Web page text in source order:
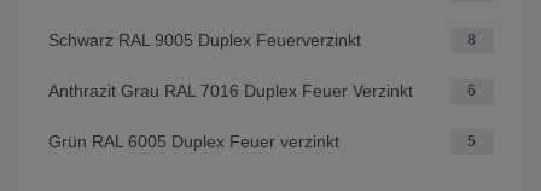
Schwarz RAL 9005 Duplex Feuerverzinkt 8
Anthrazit Grau RAL 7016 Duplex Feuer Verzinkt 6
Grün RAL 6005 Duplex Feuer verzinkt 5